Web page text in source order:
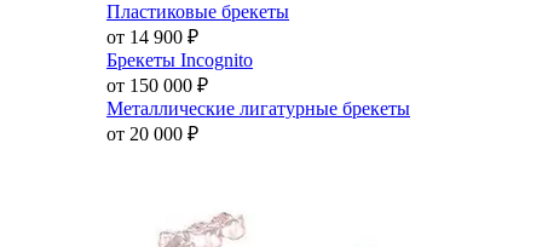
Пластиковые брекеты
от 14 900 ₽
Брекеты Incognito
от 150 000 ₽
Металлические лигатурные брекеты
от 20 000 ₽